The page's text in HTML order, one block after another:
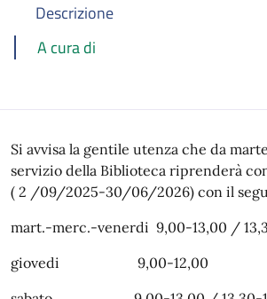
Descrizione
A cura di
Si avvisa la gentile utenza che da
servizio della Biblioteca riprenderà
( 2 /09/2025-30/06/2026) con il
mart.-merc.-venerdi 9,00-13,00 /
giovedi 9,00-12,00